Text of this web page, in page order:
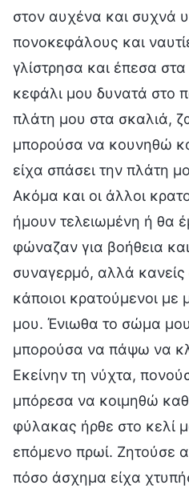
στον αυχένα και συχνά
πονοκεφάλους και
γλίστρησα και έπεσα
κεφάλι μου δυνατά στο
πλάτη μου στα σκαλιά,
μπορούσα να κουνηθώ
είχα σπάσει την πλάτη
Ακόμα και οι άλλοι
ήμουν τελειωμένη ή θα
φώναζαν για βοήθεια
συναγερμό, αλλά κανείς
κάποιοι κρατούμενοι με
μου. Ένιωθα το σώμα
μπορούσα να πάψω να
Εκείνην τη νύχτα,
μπόρεσα να κοιμηθώ
φύλακας ήρθε στο κελί
επόμενο πρωί. Ζητούσε
πόσο άσχημα είχα